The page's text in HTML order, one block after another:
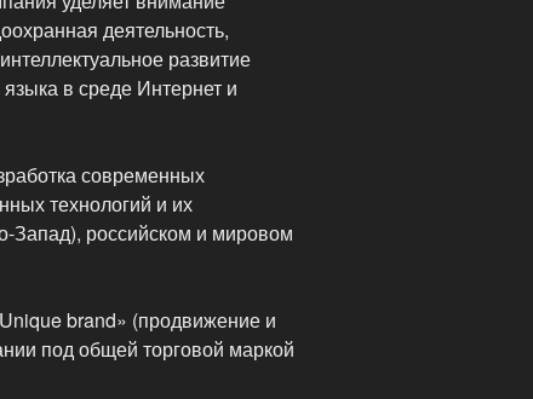
деятельность,
развитие
в среде Интернет и
современных
технологий и их
Запад), российском и мировом
brand» (продвижение и
под общей торговой маркой